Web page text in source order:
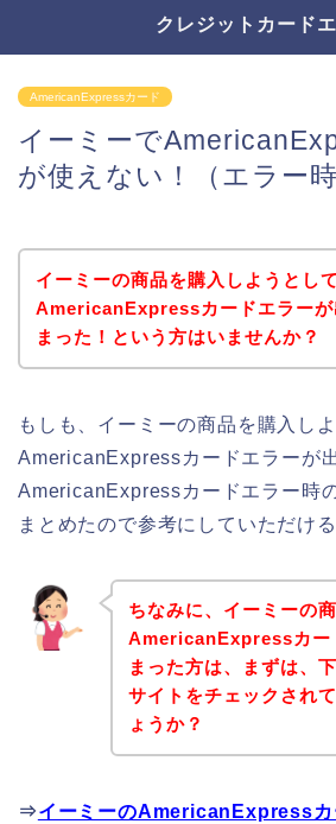
クレジットカード
AmericanExpressカード
イーミーで
が使えない！（エラー
イーミーの商品を購入しようとして
AmericanExpressカードエラーが
まった！という方はいませんか？
もしも、イーミーの商品を購入し
AmericanExpressカードエラーが
AmericanExpressカードエラー時
まとめたので参考にしていただけ
ちなみに、イーミーの
AmericanExpressカー
まった方は、まずは、
サイトをチェックされ
ょうか？
⇒イーミーのAmericanExpressカ